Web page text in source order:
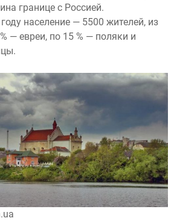
границе с Россией.
население — 5500 жителей, из
— евреи, по 15 % — поляки и